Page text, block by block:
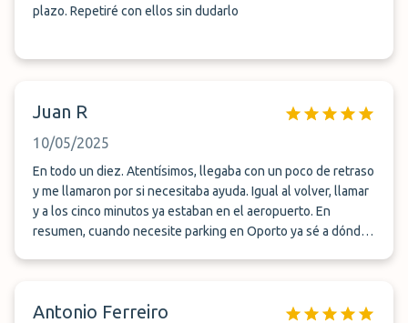
plazo. Repetiré con ellos sin dudarlo
Juan R
10/05/2025
En todo un diez. Atentísimos, llegaba con un poco de retraso
y me llamaron por si necesitaba ayuda. Igual al volver, llamar
y a los cinco minutos ya estaban en el aeropuerto. En
resumen, cuando necesite parking en Oporto ya sé a dónde
Antonio Ferreiro